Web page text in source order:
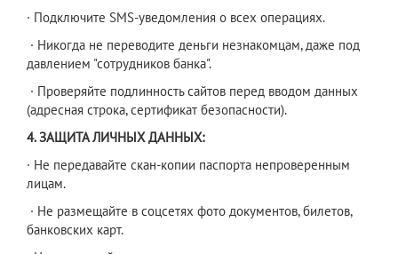
· Подключите SMS-уведомления о всех операциях.
· Никогда не переводите деньги незнакомцам, даже под
давлением "сотрудников банка".
· Проверяйте подлинность сайтов перед вводом данных
(адресная строка, сертификат безопасности).
4. ЗАЩИТА ЛИЧНЫХ ДАННЫХ:
· Не передавайте скан-копии паспорта непроверенным
лицам.
· Не размещайте в соцсетях фото документов, билетов,
банковских карт.